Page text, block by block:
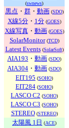
(swnews)
黒点 ・ 群・ 動画 (SDO)
X線5分・ 1分(GOES)
X線写真・ 動画 (GOES)
SolarMonitor(TCD)
Latest Events(SolarSoft)
AIA193 ・ 動画 (SDO)
AIA304 ・ 動画 (SDO)
EIT195 (SOHO)
EIT284 (SOHO)
LASCO C2 (SOHO)
LASCO C3 (SOHO)
STEREO(STEREO)
太陽風 1日 (ACE)